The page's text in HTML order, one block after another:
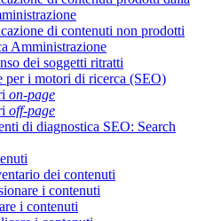
di contenuti non prodotti
Amministrazione
dei soggetti ritratti
per i motori di ricerca (SEO)
on-page
off-page
di diagnostica SEO: Search
dei contenuti
i contenuti
i contenuti